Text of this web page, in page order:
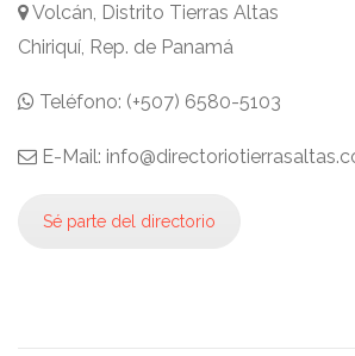
Volcán, Distrito Tierras Altas
Chiriquí, Rep. de Panamá
Teléfono: (+507) 6580-5103
E-Mail:
Sé parte del directorio